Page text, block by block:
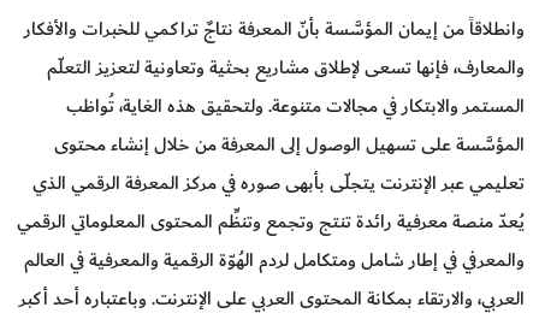
وانطلاقاً من إيمان المؤسَّسة بأنّ المعرفة نتاجٌ تراكمي للخبرات والأفكار
والمعارف، فإنها تسعى لإطلاق مشاريع بحثية وتعاونية لتعزيز التعلّم
المستمر والابتكار في مجالات متنوعة. ولتحقيق هذه الغاية، تُواظب
المؤسَّسة على تسهيل الوصول إلى المعرفة من خلال إنشاء محتوى
تعليمي عبر الإنترنت يتجلّى بأبهى صوره في مركز المعرفة الرقمي الذي
يُعدّ منصة معرفية رائدة تنتج وتجمع وتنظِّم المحتوى المعلوماتي الرقمي
والمعرفي في إطار شامل ومتكامل لردم الهُوّة الرقمية والمعرفية في العالم
العربي، والارتقاء بمكانة المحتوى العربي على الإنترنت. وباعتباره أحد أكبر